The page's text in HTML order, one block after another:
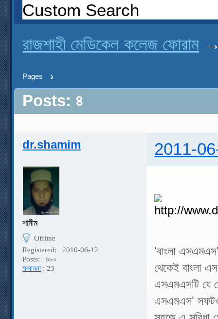
Custom Search
রাজশাহী মেডিকেল কলেজ ফোরাম
Pages ১
Posts: ৪
dr.shamim 2011-
শামীম
Offline
Registered:
2010-06-12
Posts:
৯৮০
সম্মাননা : 23
'বাংলা
থেকেই বাংলা
এসএমএসটি যে
এসএমএস'